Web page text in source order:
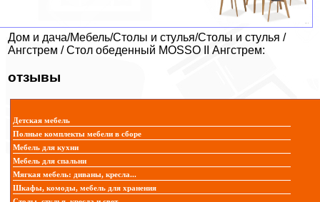
Дом и дача/Мебель/Столы и стулья/Столы и стулья /
Ангстрем / Стол обеденный MOSSO II Ангстрем:
отзывы
Детская мебель
Полные комплекты мебели в сборе
Мебель для кухни
Мебель для спальни
Мягкая мебель: диваны, кресла...
Шкафы, комоды, мебель для хранения